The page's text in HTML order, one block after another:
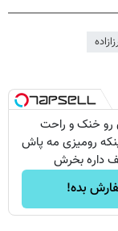
رو خنک و راحت
رومیزی مه پاش
داره بخرش
بده!